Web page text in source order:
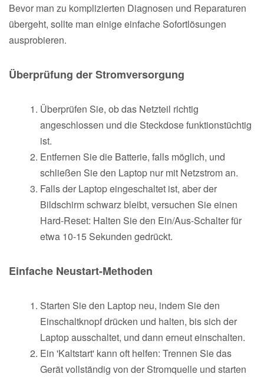
Bevor man zu komplizierten Diagnosen und Reparaturen
übergeht, sollte man einige einfache Sofortlösungen
ausprobieren.
Überprüfung der Stromversorgung
Überprüfen Sie, ob das Netzteil richtig
angeschlossen und die Steckdose funktionstüchtig
ist.
Entfernen Sie die Batterie, falls möglich, und
schließen Sie den Laptop nur mit Netzstrom an.
Falls der Laptop eingeschaltet ist, aber der
Bildschirm schwarz bleibt, versuchen Sie einen
Hard-Reset: Halten Sie den Ein/Aus-Schalter für
etwa 10-15 Sekunden gedrückt.
Einfache Neustart-Methoden
Starten Sie den Laptop neu, indem Sie den
Einschaltknopf drücken und halten, bis sich der
Laptop ausschaltet, und dann erneut einschalten.
Ein 'Kaltstart' kann oft helfen: Trennen Sie das
Gerät vollständig von der Stromquelle und starten